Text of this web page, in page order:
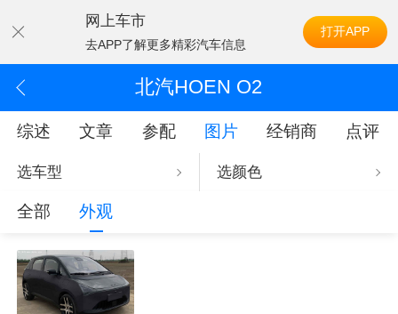
网上车市
去APP了解更多精彩汽车信息
打开APP
北汽HOEN O2
综述 文章 参配 图片 经销商 点评
选车型 选颜色
全部 外观